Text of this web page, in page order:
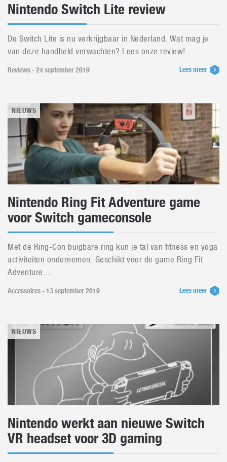
Nintendo Switch Lite review
De Switch Lite is nu verkrijgbaar in Nederland. Wat mag je
van deze handheld verwachten? Lees onze review!...
Reviews - 24 september 2019 Lees meer
NIEUWS
Nintendo Ring Fit Adventure game
voor Switch gameconsole
Met de Ring-Con buigbare ring kun je tal van fitness en yoga
activiteiten ondernemen. Geschikt voor de game Ring Fit
Adventure....
Accessoires - 13 september 2019 Lees meer
NIEUWS
Nintendo werkt aan nieuwe Switch
VR headset voor 3D gaming